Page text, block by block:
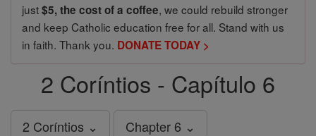
just$5, the cost of a coffee, we could rebuild stronger
and keep Catholic education free for all. Stand with us
in faith. Thank you. DONATE TODAY >
2 Coríntios - Capítulo 6
2 Coríntios ⌄ Chapter 6 ⌄